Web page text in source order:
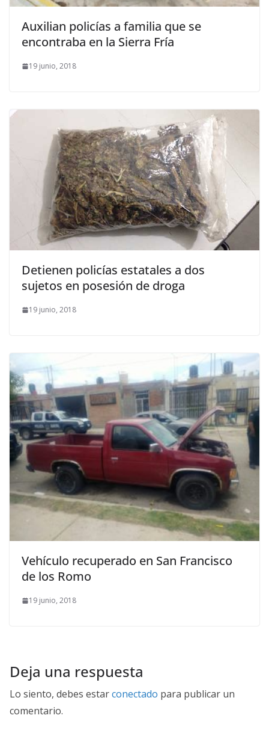
Auxilian policías a familia que se
encontraba en la Sierra Fría
19 junio, 2018
Detienen policías estatales a dos
sujetos en posesión de droga
19 junio, 2018
Vehículo recuperado en San Francisco
de los Romo
19 junio, 2018
Deja una respuesta
Lo siento, debes estarconectado para publicar un
comentario.